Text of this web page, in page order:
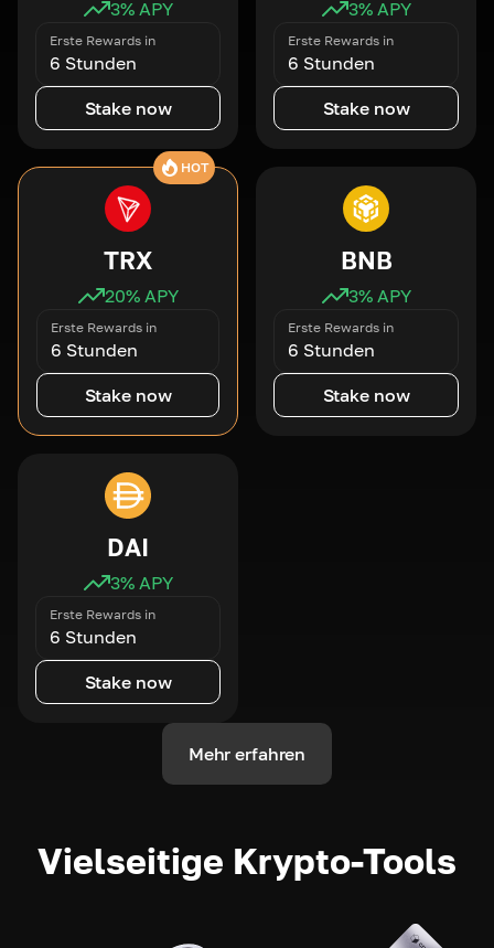
3% APY
Erste Rewards in
6 Stunden
Stake now
3% APY
Erste Rewards in
6 Stunden
Stake now
HOT
TRX
20% APY
Erste Rewards in
6 Stunden
Stake now
BNB
3% APY
Erste Rewards in
6 Stunden
Stake now
DAI
3% APY
Erste Rewards in
6 Stunden
Stake now
Mehr erfahren
Vielseitige Krypto-Tools